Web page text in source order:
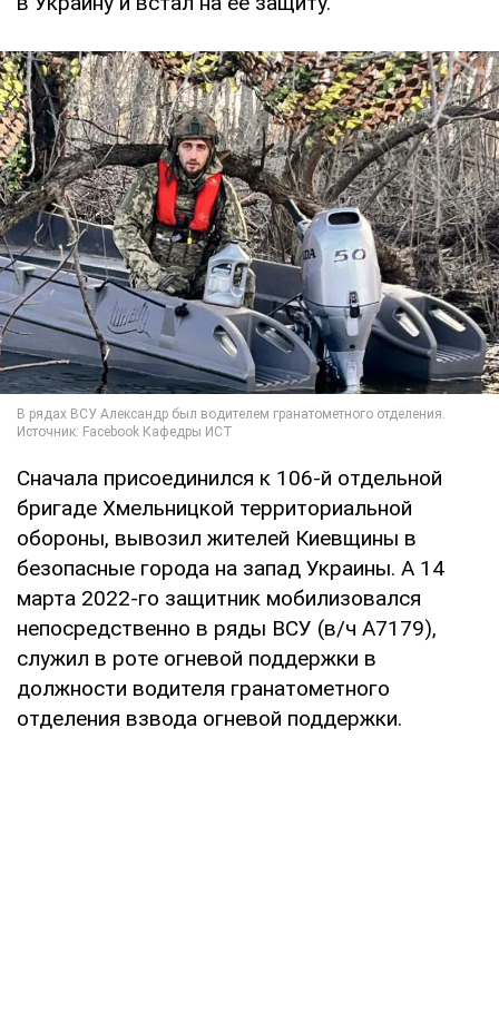
Сначала присоединился к 106-й отдельной
бригаде Хмельницкой территориальной
обороны, вывозил жителей Киевщины в
безопасные города на запад Украины. А 14
марта 2022-го защитник мобилизовался
непосредственно в ряды ВСУ (в/ч А7179),
служил в роте огневой поддержки в
должности водителя гранатометного
отделения взвода огневой поддержки.